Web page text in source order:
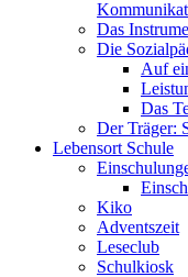
Das
Die
Auf
Das
Der Träger:
Lebensort Schule
Kiko
Adventszeit
Leseclub
Schulkiosk